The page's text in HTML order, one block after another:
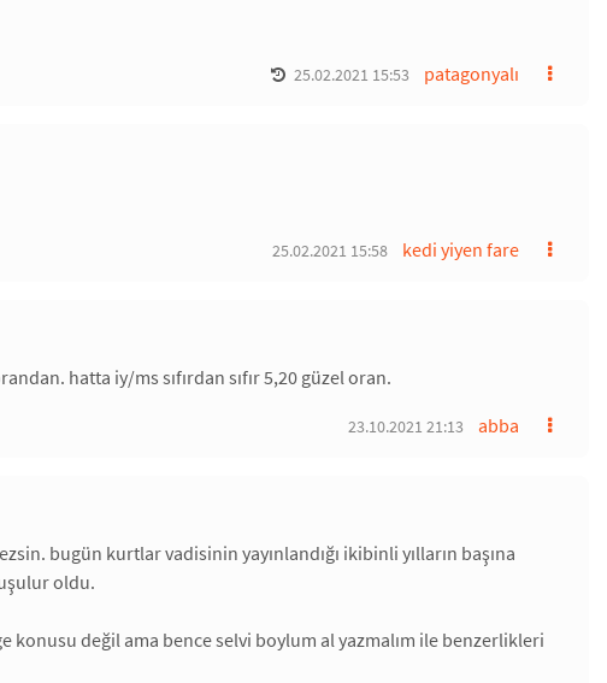
patagonyalı
25.02.2021 15:53
kedi yiyen fare
25.02.2021 15:58
hatta iy/ms sıfırdan sıfır 5,20 güzel oran.
abba
23.10.2021 21:13
bugün kurtlar vadisinin yayınlandığı ikibinli yılların başına
oldu.
konusu değil ama bence selvi boylum al yazmalım ile benzerlikleri